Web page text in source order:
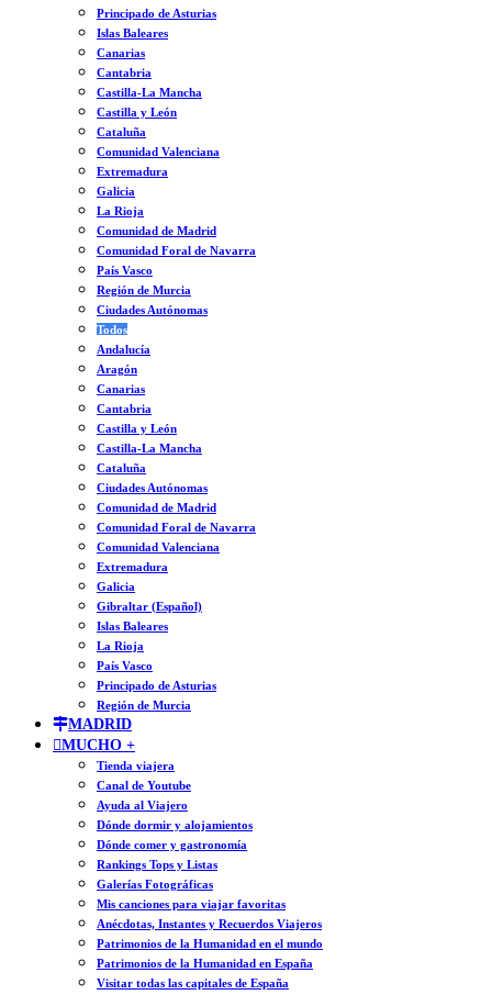
Principado de Asturias
Islas Baleares
Canarias
Cantabria
Castilla-La Mancha
Castilla y León
Cataluña
Comunidad Valenciana
Extremadura
Galicia
La Rioja
Comunidad de Madrid
Comunidad Foral de Navarra
País Vasco
Región de Murcia
Ciudades Autónomas
Todos
Andalucía
Aragón
Canarias
Cantabria
Castilla y León
Castilla-La Mancha
Cataluña
Ciudades Autónomas
Comunidad de Madrid
Comunidad Foral de Navarra
Comunidad Valenciana
Extremadura
Galicia
Gibraltar (Español)
Islas Baleares
La Rioja
País Vasco
Principado de Asturias
Región de Murcia
MADRID
MUCHO +
Tienda viajera
Canal de Youtube
Ayuda al Viajero
Dónde dormir y alojamientos
Dónde comer y gastronomía
Rankings Tops y Listas
Galerías Fotográficas
Mis canciones para viajar favoritas
Anécdotas, Instantes y Recuerdos Viajeros
Patrimonios de la Humanidad en el mundo
Patrimonios de la Humanidad en España
Visitar todas las capitales de España